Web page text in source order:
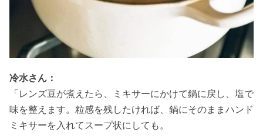
冷水さん：
「レンズ豆が煮えたら、ミキサーにかけて鍋に戻し、塩で
味を整えます。粒感を残したければ、鍋にそのままハンド
ミキサーを入れてスープ状にしても。